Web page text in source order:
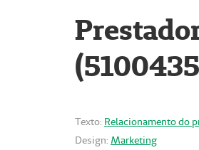
Texto: Relacionamento do
Design: Marketing